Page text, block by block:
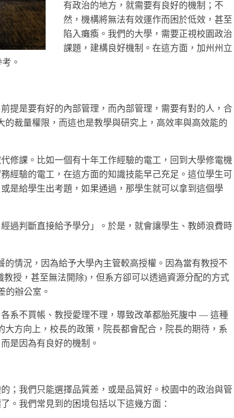
有政治的地方，就需要有良好的機制；不
然，機構將無法有效運作而困於低效，甚至
陷入癱瘓。我們的大學，需要正視校園政治
課題，建構良好機制。在這方面，加州州立
。
提是要有好的內部管理，而內部管理，需要有對的人，合
裁量權限，而這也是教學與研究上，高效率與高效能的
修課。比如一個有十年工作經驗的電工，回到大學修電機
經驗的電工，在這方面的知識技能早己充足。這位學生可
是給學生出考題，如果通過，那學生就可以拿到這個學
過判斷直接給予學分」。於是，就會讓學生、教師浪費時
情況，因為給予大學內主管較高授權。因為當有教授不
授，甚至無法開除)，但系方卻可以透過資源分配的方式
的辦公室。
系不買帳、教授愛理不理，導致改革都胎死腹中 — 這種
方向上，校長的政策，院長都會配合，院長的期待，系
是因為有良好的機制。
；我們只能選擇品質差，或是品質好。校園中的政治與管
。我們常見到的困境包括以下這幾方面：